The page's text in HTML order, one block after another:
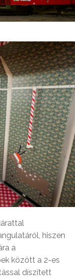
hiszen
a
között a 2-es
díszített